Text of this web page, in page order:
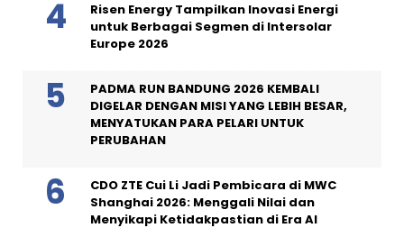
Risen Energy Tampilkan Inovasi Energi
untuk Berbagai Segmen di Intersolar
Europe 2026
PADMA RUN BANDUNG 2026 KEMBALI
DIGELAR DENGAN MISI YANG LEBIH BESAR,
MENYATUKAN PARA PELARI UNTUK
PERUBAHAN
CDO ZTE Cui Li Jadi Pembicara di MWC
Shanghai 2026: Menggali Nilai dan
Menyikapi Ketidakpastian di Era AI